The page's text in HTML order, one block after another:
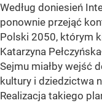
Według doniesień
ponownie przejąć
Polski 2050, którym
Katarzyna
Sejmu miałby wejść
kultury i dziedzictwa
Realizacja takiego